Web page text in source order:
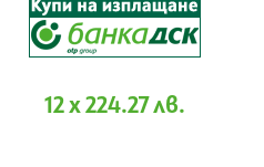
SRK50ZSX-
W/SRC50ZSX-
W
BTU,
12 x 224.27 лв.